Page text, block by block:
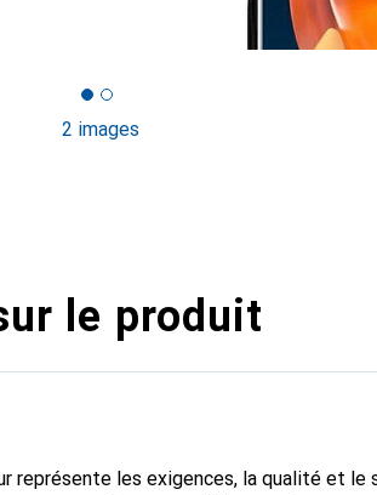
2 images
le produit
représente les exigences, la qualité et le